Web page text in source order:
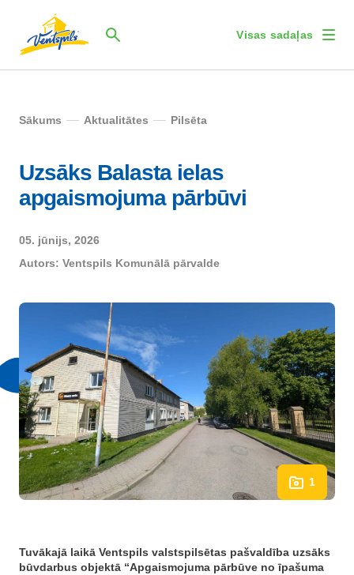
Visas sadaļas
Sākums Aktualitātes Pilsēta
Uzsāks Balasta ielas
apgaismojuma pārbūvi
05. jūnijs, 2026
Autors: Ventspils Komunālā pārvalde
1
Tuvākajā laikā Ventspils valstspilsētas pašvaldība uzsāks
būvdarbus objektā “Apgaismojuma pārbūve no īpašuma